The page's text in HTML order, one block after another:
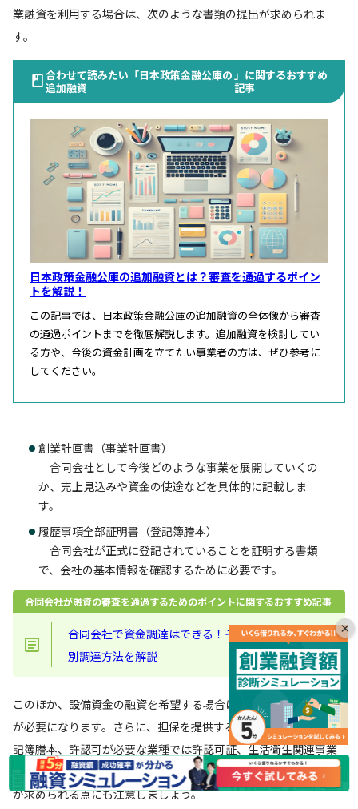
業融資を利用する場合は、次のような書類の提出が求められま
す。
合わせて読みたい「日本政策金融公庫の
追加融資
」に関するおすすめ
記事
日本政策金融公庫の追加融資とは？審査を通過するポイン
トを解説！
この記事では、日本政策金融公庫の追加融資の全体像から審査
の通過ポイントまでを徹底解説します。追加融資を検討してい
る方や、今後の資金計画を立てたい事業者の方は、ぜひ参考に
してください。
創業計画書（事業計画書）
合同会社として今後どのような事業を展開していくの
か、売上見込みや資金の使途などを具体的に記載しま
す。
履歴事項全部証明書（登記簿謄本）
合同会社が正式に登記されていることを証明する書類
で、会社の基本情報を確認するために必要です。
合同会社が融資の審査を通過するためのポイントに関するおすすめ記事
合同会社で資金調達はできる！その手段7つとケース
別調達方法を解説
このほか、設備資金の融資を希望する場合は設備に関する見積書
が必要になります。さらに、担保を提供する場合には不動産の登
記簿謄本、許認可が必要な業種では許認可証、生活衛生関連事業
の場合は都道府県知事の推薦書など、融資内容に応じた追加書類
が求められる点にも注意しましょう。
×